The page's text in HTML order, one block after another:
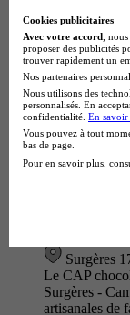
CAP -
Surgères
Le CAP
Surgères -
artisanales de
Cookies publicitaires
Avec votre accord ,
proposer des publicités
trouver rapidement un
Nos partenaires
Nous utilisons des
personnalisés. En
confidentialité. En savoir
Vous pouvez à tout
bas de page.
Pour en savoir plus,